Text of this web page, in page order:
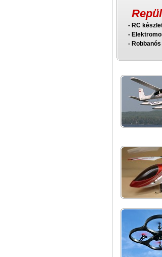
- RC
-
- Robbanós